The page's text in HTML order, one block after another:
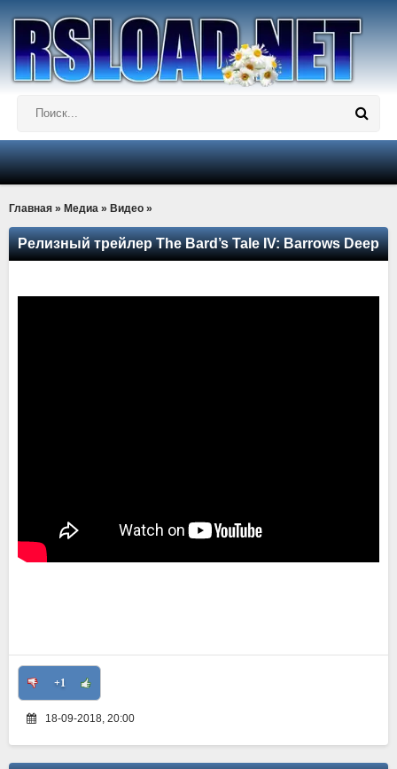
Главная » Медиа » Видео »
Релизный трейлер The Bard’s Tale IV: Barrows Deep
+1
18-09-2018, 20:00